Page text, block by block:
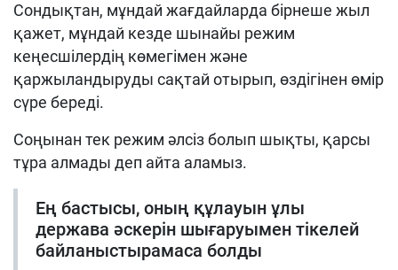
Сондықтан, мұндай жағдайларда бірнеше жыл
қажет, мұндай кезде шынайы режим
кеңесшілердің көмегімен және
қаржыландыруды сақтай отырып, өздігінен өмір
сүре береді.
Соңынан тек режим әлсіз болып шықты, қарсы
тұра алмады деп айта аламыз.
Ең бастысы, оның құлауын ұлы
держава әскерін шығаруымен тікелей
байланыстырамаса болды